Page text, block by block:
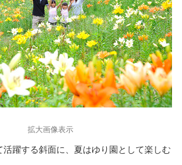
拡大画像表示
躍する斜面に、夏はゆり園として楽しむ